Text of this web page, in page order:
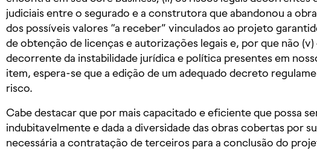
judiciais entre o segurado e a construtora que abandonou a
dos possíveis valores “a receber” vinculados ao projeto
de obtenção de licenças e autorizações legais e, por que não
decorrente da instabilidade jurídica e política presentes em
item, espera-se que a edição de um adequado decreto
risco.
Cabe destacar que por mais capacitado e eficiente que possa
indubitavelmente e dada a diversidade das obras cobertas por
necessária a contratação de terceiros para a conclusão do